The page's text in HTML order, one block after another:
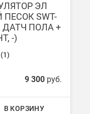
ЭЛ
SWT-
ДАТЧ ПОЛА +
-)
9 300 руб.
В КОРЗИНУ